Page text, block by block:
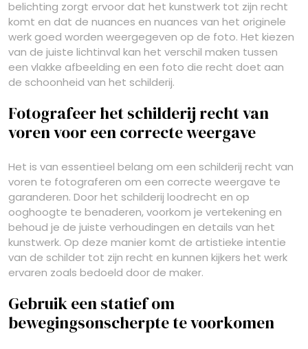
belichting zorgt ervoor dat het kunstwerk tot zijn recht
komt en dat de nuances en nuances van het originele
werk goed worden weergegeven op de foto. Het kiezen
van de juiste lichtinval kan het verschil maken tussen
een vlakke afbeelding en een foto die recht doet aan
de schoonheid van het schilderij.
Fotografeer het schilderij recht van
voren voor een correcte weergave
Het is van essentieel belang om een schilderij recht van
voren te fotograferen om een correcte weergave te
garanderen. Door het schilderij loodrecht en op
ooghoogte te benaderen, voorkom je vertekening en
behoud je de juiste verhoudingen en details van het
kunstwerk. Op deze manier komt de artistieke intentie
van de schilder tot zijn recht en kunnen kijkers het werk
ervaren zoals bedoeld door de maker.
Gebruik een statief om
bewegingsonscherpte te voorkomen